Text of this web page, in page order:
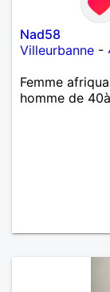
Nad58
Villeurbanne -
Femme
homme de